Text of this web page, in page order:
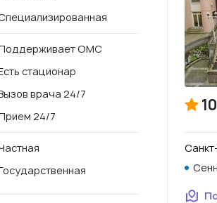
ОМС
стационар
врача 24/7
24/7
10